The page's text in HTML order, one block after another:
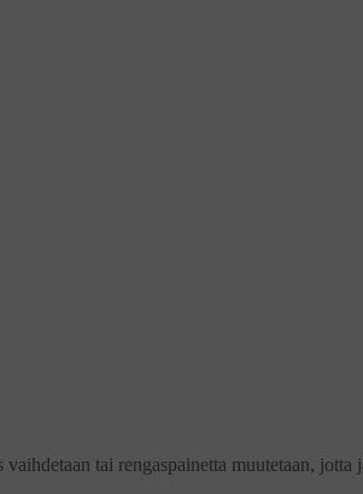
tai rengaspainetta muutetaan, jotta